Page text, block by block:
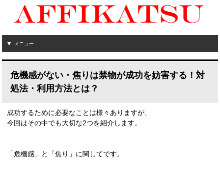
メニュー
危機感がない・焦りは禁物が成功を妨害する！対
処法・利用方法とは？
成功するために必要なことは様々ありますが、
今回はその中でも大切な2つを紹介します。
「危機感」と「焦り」に関してです。